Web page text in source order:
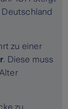
zu einer
. Diese muss